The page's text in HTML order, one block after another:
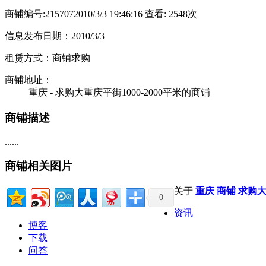
商铺编号:2157072010/3/3 19:46:16 查看: 2548次
信息发布日期：2010/3/3
租赁方式：商铺求购
商铺地址：
重庆 - 求购大重庆平街1000-2000平米的商铺
商铺描述
......
商铺相关图片
0
关于 重庆 商铺 求购
资讯
博客
下载
问答